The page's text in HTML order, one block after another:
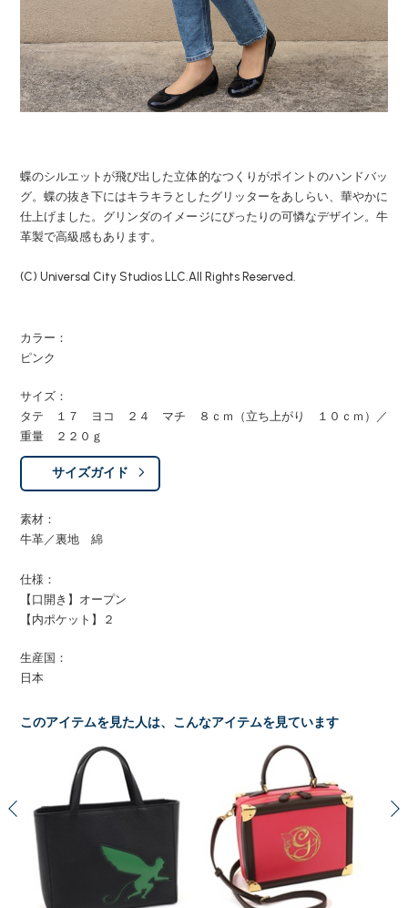
蝶のシルエットが飛び出した立体的なつくりがポイントのハンドバッ
グ。蝶の抜き下にはキラキラとしたグリッターをあしらい、華やかに
仕上げました。グリンダのイメージにぴったりの可憐なデザイン。牛
革製で高級感もあります。
(C) Universal City Studios LLC.All Rights Reserved.
カラー：
ピンク
サイズ：
タテ １７ ヨコ ２４ マチ ８ｃｍ（立ち上がり １０ｃｍ）／
重量 ２２０ｇ
サイズガイド
素材：
牛革／裏地 綿
仕様：
【口開き】オープン
【内ポケット】２
生産国：
日本
このアイテムを見た人は、こんなアイテムを見ています